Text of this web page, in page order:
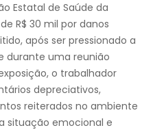
Estatal de Saúde da
R$ 30 mil por danos
após ser pressionado a
durante uma reunião
o trabalhador
depreciativos,
reiterados no ambiente
situação emocional e